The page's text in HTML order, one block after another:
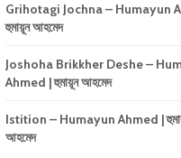
Grihotagi Jochna – Humayun
হুমায়ূন আহমেদ
Joshoha Brikkher Deshe –
Ahmed | হুমায়ূন আহমেদ
Istition – Humayun Ahmed |
আহমেদ